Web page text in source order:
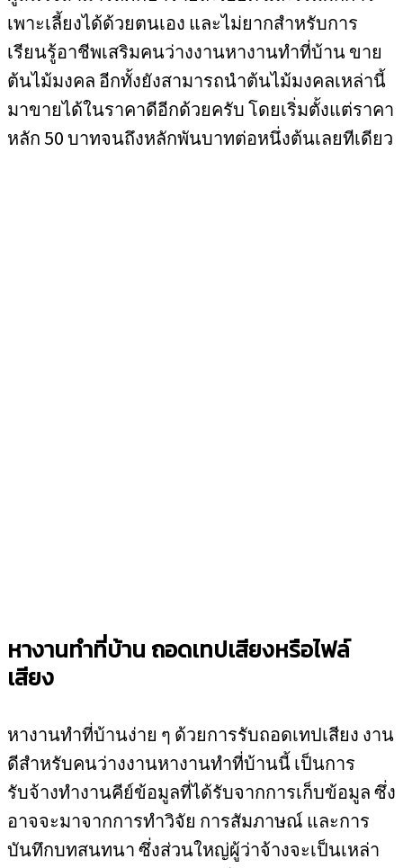
เพาะเลี้ยงได้ด้วยตนเอง และไม่ยากสำหรับการ
เรียนรู้อาชีพเสริมคนว่างงานหางานทำที่บ้าน ขาย
ต้นไม้มงคล อีกทั้งยังสามารถนำต้นไม้มงคลเหล่านี้
มาขายได้ในราคาดีอีกด้วยครับ โดยเริ่มตั้งแต่ราคา
หลัก 50 บาทจนถึงหลักพันบาทต่อหนึ่งต้นเลยทีเดียว
หางานทำที่บ้าน ถอดเทปเสียงหรือไฟล์
เสียง
หางานทำที่บ้านง่าย ๆ ด้วยการรับถอดเทปเสียง งาน
ดีสำหรับคนว่างงานหางานทำที่บ้านนี้ เป็นการ
รับจ้างทำงานคีย์ข้อมูลที่ได้รับจากการเก็บข้อมูล ซึ่ง
อาจจะมาจากการทำวิจัย การสัมภาษณ์ และการ
บันทึกบทสนทนา ซึ่งส่วนใหญ่ผู้ว่าจ้างจะเป็นเหล่า